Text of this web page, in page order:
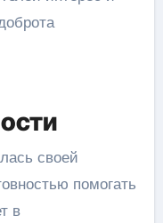
своей
помогать
в